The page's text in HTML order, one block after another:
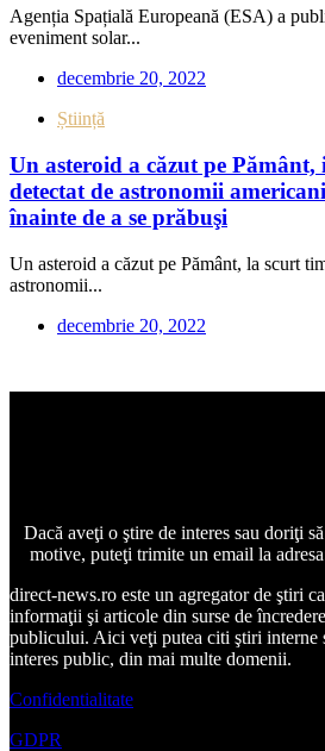
Agenția Spațială Europeană (ESA) a
eveniment solar...
decembrie 20, 2022
Știință
Un asteroid a căzut pe Pământ,
detectat de astronomii
înainte de a se prăbuşi
Un asteroid a căzut pe Pământ, la scurt
astronomii...
decembrie 20, 2022
Dacă aveţi o ştire de interes sau doriţi
motive, puteţi trimite un email la
direct-news.ro este un agregator de ştiri
informaţii şi articole din surse de
publicului. Aici veţi putea citi ştiri interne
interes public, din mai multe domenii.
Confidentialitate
GDPR